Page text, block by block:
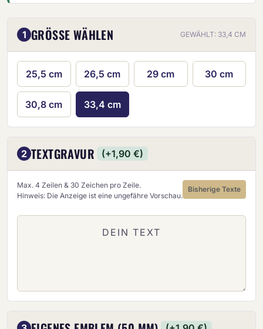
1 GRÖSSE WÄHLEN GEWÄHLT: 33,4 CM
25,5 cm 26,5 cm 29 cm 30 cm
30,8 cm 33,4 cm
2 TEXTGRAVUR (+1,90 €)
Max. 4 Zeilen & 30 Zeichen pro Zeile.
Hinweis: Die Anzeige ist eine ungefähre Vorschau.
Bisherige Texte